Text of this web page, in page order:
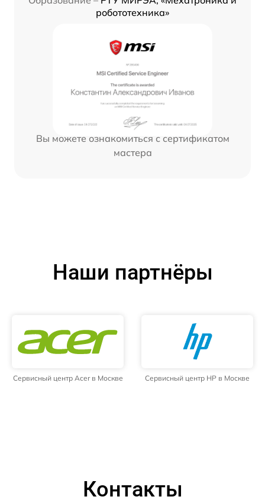
робототехника»
Вы можете ознакомиться с сертификатом
мастера
Наши партнёры
Сервисный центр Acer в Москве Сервисный центр HP в Москве
Контакты